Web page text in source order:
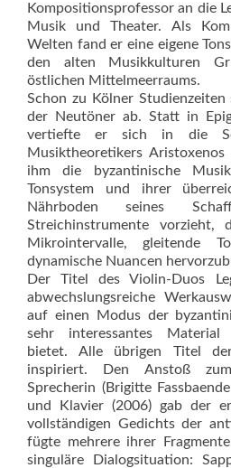
Kompositionsprofessor an die
Musik und Theater. Als
Welten fand er eine eigene
den alten Musikkulturen
östlichen Mittelmeerraums.
Schon zu Kölner
der Neutöner ab. Statt in
vertiefte er sich in die
Musiktheoretikers
ihm die byzantinische
Tonsystem und ihrer
Nährboden seines
Streichinstrumente
Mikrointervalle, gleitende
dynamische Nuancen
Der Titel des Violin-Duos
abwechslungsreiche
auf einen Modus der
sehr interessantes Material
bietet. Alle übrigen Titel
inspiriert. Den Anstoß
Sprecherin (Brigitte
und Klavier (2006) gab der
vollständigen Gedichts der
fügte mehrere ihrer
singuläre Dialogsituation: